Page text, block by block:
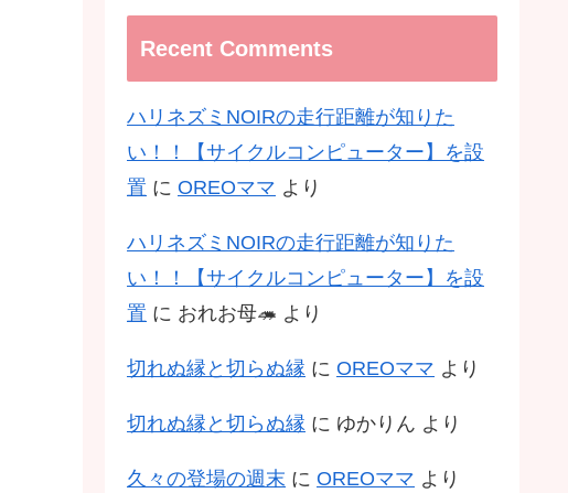
Recent Comments
ハリネズミNOIRの走行距離が知りた
い！！【サイクルコンピューター】を設
置 に OREOママ より
ハリネズミNOIRの走行距離が知りた
い！！【サイクルコンピューター】を設
置 に おれお母🦔 より
切れぬ縁と切らぬ縁 に OREOママ より
切れぬ縁と切らぬ縁 に ゆかりん より
久々の登場の週末 に OREOママ より